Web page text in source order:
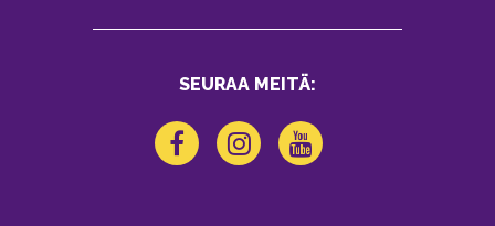
SEURAA MEITÄ: